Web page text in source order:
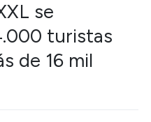
se
turistas
de 16 mil